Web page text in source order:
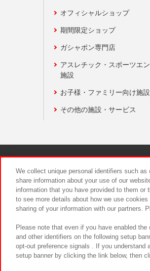
オフィシャルショップ
期間限定ショップ
ガシャポン専門店
アスレチック・スポーツエ
施設
お子様・ファミリー向け施設
その他の施設・サービス
We collect unique personal identifiers such
share information about your use of our
information that you have provided to them
to see more details about how we use
sharing of your information with our partners.
Please note that even if you have enabled
and other identifiers on the following setup
opt-out preference signals . If you understand
setup banner by clicking the link below, then